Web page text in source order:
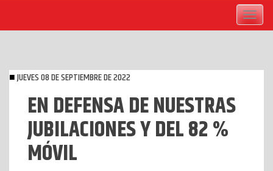
Toggle
JUEVES 08 DE SEPTIEMBRE DE 2022
EN DEFENSA DE NUESTRAS
JUBILACIONES Y DEL 82 %
MÓVIL